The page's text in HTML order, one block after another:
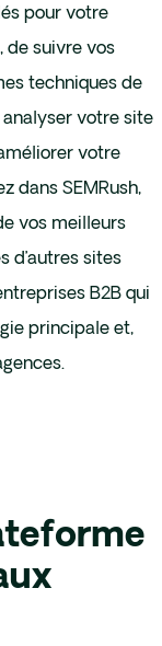
pour votre
de suivre vos
techniques de
votre site
votre
dans SEMRush,
vos meilleurs
d’autres sites
B2B qui
principale et,